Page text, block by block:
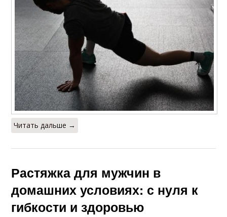
Читать дальше →
Растяжка для мужчин в
домашних условиях: с нуля к
гибкости и здоровью